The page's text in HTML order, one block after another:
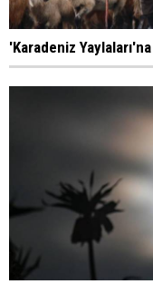
'Karadeniz